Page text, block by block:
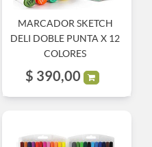
MARCADOR SKETCH
DELI DOBLE PUNTA X 12
COLORES
$ 390,00